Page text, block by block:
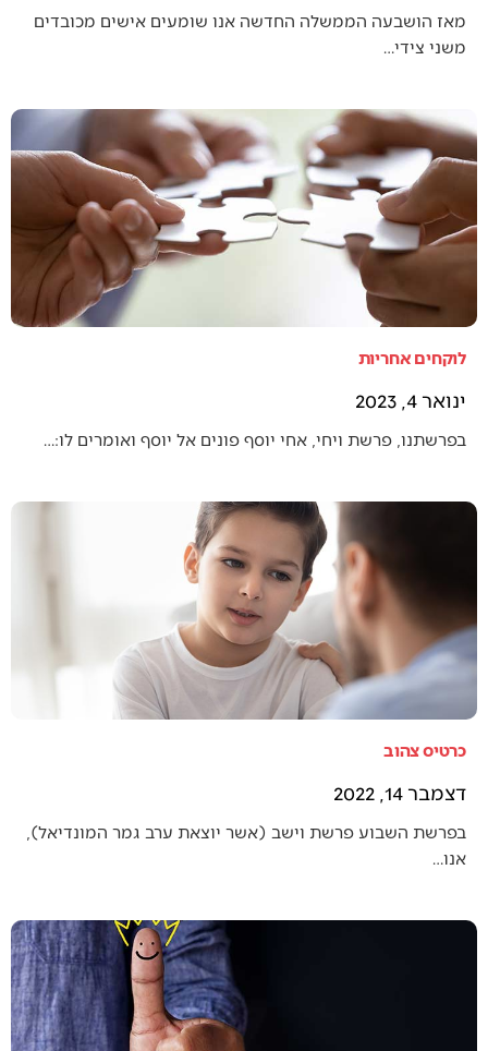
מאז הושבעה הממשלה החדשה אנו שומעים אישים מכובדים
משני צידי…
לוקחים אחריות
ינואר 4, 2023
בפרשתנו, פרשת ויחי, אחי יוסף פונים אל יוסף ואומרים לו:…
כרטיס צהוב
דצמבר 14, 2022
בפרשת השבוע פרשת וישב (אשר יוצאת ערב גמר המונדיאל),
אנו…